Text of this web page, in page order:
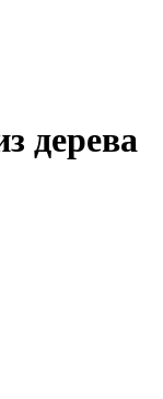
дерева